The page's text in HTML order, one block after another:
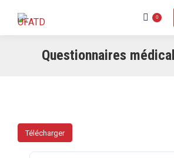
0
Questionnaires
Télécharger